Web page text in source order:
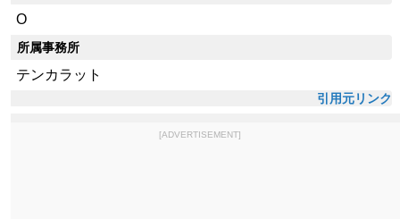
O
所属事務所
テンカラット
引用元リンク
[ADVERTISEMENT]